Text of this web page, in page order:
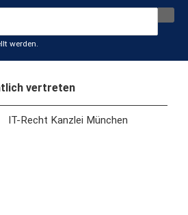
werden.
vertreten
IT-Recht Kanzlei München